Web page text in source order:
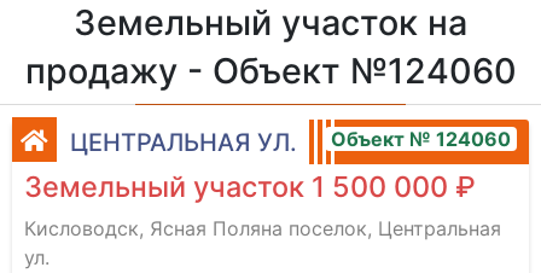
Земельный участок на
продажу - Объект №124060
ЦЕНТРАЛЬНАЯ УЛ. Объект № 124060
Земельный участок 1 500 000 ₽
Кисловодск, Ясная Поляна поселок, Центральная
ул.